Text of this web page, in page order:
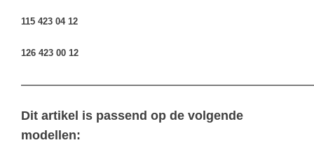
115 423 04 12
126 423 00 12
Dit artikel is passend op de volgende
modellen: